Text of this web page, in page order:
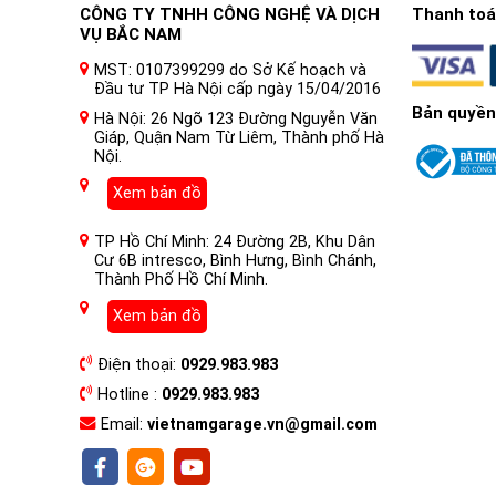
Tonally hoàn toàn HELIX!
Sự thỏa hiệp về chất lượng âm thanh không có
trang bị tất cả sự khéo léo để tạo ra âm thanh
sản xuất hoàn toàn tại Đức, bạn sẽ chỉ tìm thấy
đầu ra của bộ tiền khuếch đại với điện áp đầu ra
linh hoạt tối đa
Ngay cả phần khuếch đại bên trong của M
có thể được cấu hình thành bộ khuếch đại 3 kênh
Nhưng đó không phải là tất cả – liên quan đến
Khi kết hợp với các bộ khuếch đại khác của dòng
CÔNG TY TNHH CÔNG NGHỆ VÀ DỊCH
VỤ BẮC NAM
MST: 0107399299 do Sở Kế hoạch và
Đầu tư TP Hà Nội cấp ngày 15/04/2016
Hà Nội: 26 Ngõ 123 Đường Nguyễn Văn
Giáp, Quận Nam Từ Liêm, Thành phố Hà
Nội.
Xem bản đồ
TP Hồ Chí Minh: 24 Đường 2B, Khu Dân
Cư 6B intresco, Bình Hưng, Bình Chánh,
Thành Phố Hồ Chí Minh.
Xem bản đồ
Điện thoại: 0929.983.983
Hotline : 0929.983.983
Email: vietnamgarage.vn@gmail.com
Thanh
Bản